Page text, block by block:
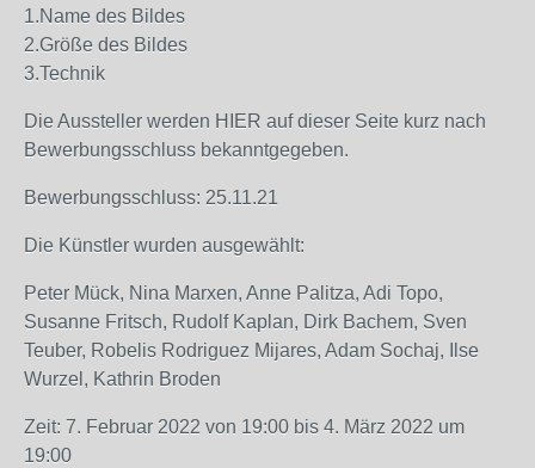
1.Name des Bildes
2.Größe des Bildes
3.Technik
Die Aussteller werden HIER auf dieser Seite kurz nach
Bewerbungsschluss bekanntgegeben.
Bewerbungsschluss: 25.11.21
Die Künstler wurden ausgewählt:
Peter Mück, Nina Marxen, Anne Palitza, Adi Topo,
Susanne Fritsch, Rudolf Kaplan, Dirk Bachem, Sven
Teuber, Robelis Rodriguez Mijares, Adam Sochaj, Ilse
Wurzel, Kathrin Broden
Zeit: 7. Februar 2022 von 19:00 bis 4. März 2022 um
19:00